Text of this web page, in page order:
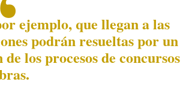
ejemplo, que llegan a las
podrán resueltas por un
los procesos de concursos